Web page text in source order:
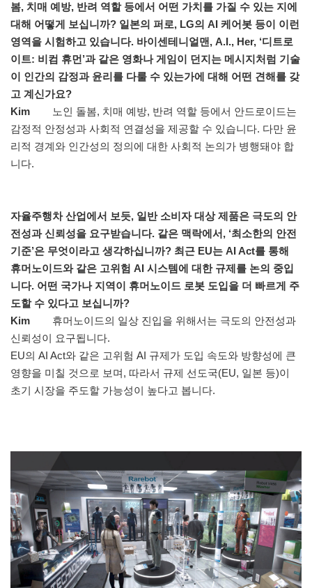
봄, 치매 예방, 반려 역할 등에서 어떤 가치를 가질 수 있는 지에
대해 어떻게 보십니까? 일본의 퍼로, LG의 AI 케어봇 등이 이런
영역을 시험하고 있습니다. 바이센테니얼맨, A.I., Her, ‘디트로
이트: 비컴 휴먼’과 같은 영화나 게임이 던지는 메시지처럼 기술
이 인간의 감정과 윤리를 다룰 수 있는가에 대해 어떤 견해를 갖
고 계신가요?
Kim
노인 돌봄, 치매 예방, 반려 역할 등에서 안드로이드는
감정적 안정성과 사회적 연결성을 제공할 수 있습니다. 다만 윤
리적 경계와 인간성의 정의에 대한 사회적 논의가 병행돼야 합
니다.
자율주행차 산업에서 보듯, 일반 소비자 대상 제품은 극도의 안
전성과 신뢰성을 요구받습니다. 같은 맥락에서, ‘최소한의 안전
기준’은 무엇이라고 생각하십니까? 최근 EU는 AI Act를 통해
휴머노이드와 같은 고위험 AI 시스템에 대한 규제를 논의 중입
니다. 어떤 국가나 지역이 휴머노이드 로봇 도입을 더 빠르게 주
도할 수 있다고 보십니까?
Kim
휴머노이드의 일상 진입을 위해서는 극도의 안전성과
신뢰성이 요구됩니다.
EU의 AI Act와 같은 고위험 AI 규제가 도입 속도와 방향성에 큰
영향을 미칠 것으로 보며, 따라서 규제 선도국(EU, 일본 등)이
초기 시장을 주도할 가능성이 높다고 봅니다.